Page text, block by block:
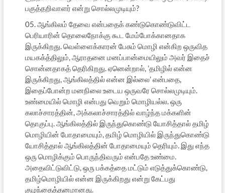
பகுத்தறிவாளர் என்று சொல்லமுடியும்?
05. ஆங்கிலம் தேவை என்பதைக் கண்டுகொண்டுவிட்ட
பெரியாரின் தொலைநோக்கு கூட மேம்போக்கானதாக
இருக்கிறது. வெள்ளைக்காரன் பேசும் மொழி என்கிற ஒருவித
மயகக்த்திலும், ஆராதனை மனப்பான்மையிலும் அவர் இதைச்
சொன்னதாகத் தெரிகிறது. ஏனென்றால், ’தமிழில் என்ன
இருக்கிறது, ஆங்கிலத்தில் என்ன இல்லை’ என்பதை,
இதைப்போன்ற மனநிலை உடைய ஒருவரே சொல்லமுடியும்.
உண்மையில் மொழி என்பது வெறும் மொழியல்ல. ஒரு
கலாச்சாரத்தின், அக்கலாச்சாரத்தில் வாழ்ந்த மக்களின்
தொகுப்பு. ஆங்கிலத்தில் இருந்துகொண்டு யோசித்தால் தமிழ்
மொழியின் போதாமையும், தமிழ் மொழியில் இருந்துகொண்டு
யோசித்தால் ஆங்கிலத்தின் போதாமையும் தெரியும். இது எந்த
ஒரு மொழிக்கும் பொருந்திவரும் என்பதே உண்மை.
அதைவிட்டுவிட்டு, ஒரு பக்கத்தை மட்டும் எடுத்துக்கொண்டு,
தமிழ்மொழியில் என்ன இருக்கிறது என்று கேட்பது
குழந்தைத்தனமானது.